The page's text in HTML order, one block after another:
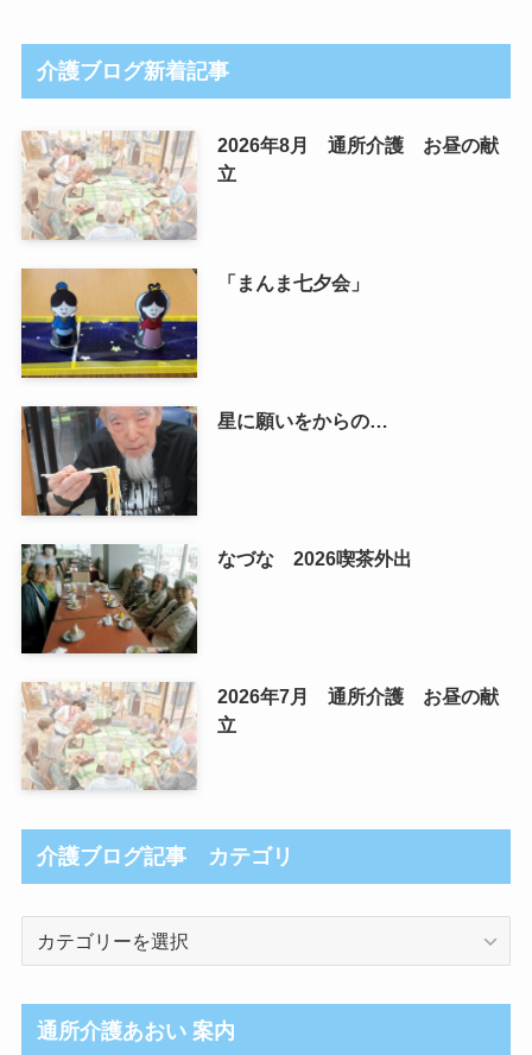
介護ブログ新着記事
2026年8月 通所介護 お昼の献
立
「まんま七夕会」
星に願いをからの…
なづな 2026喫茶外出
2026年7月 通所介護 お昼の献
立
介護ブログ記事 カテゴリ
ロ
グ
通所介護あおい 案内